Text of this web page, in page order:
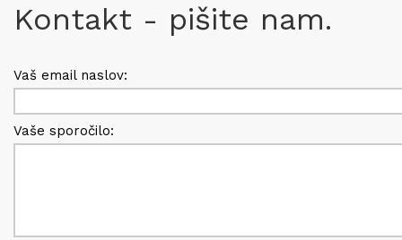
Kontakt - pišite nam.
Vaš email naslov:
Vaše sporočilo: